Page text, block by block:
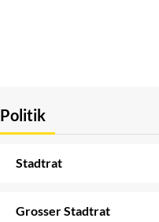
Politik
Stadtrat
Grosser Stadtrat